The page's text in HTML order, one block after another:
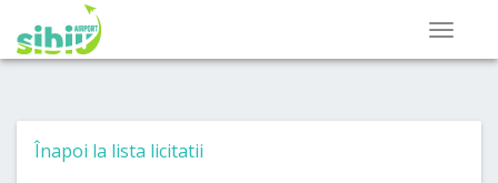
Înapoi la lista licitatii